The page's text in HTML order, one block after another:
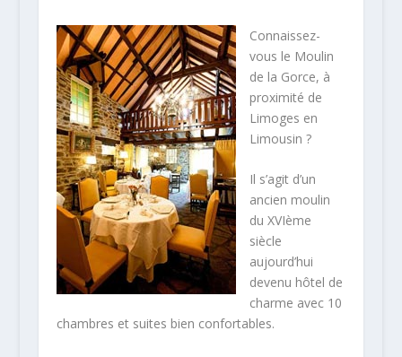
Connaissez-
vous le Moulin
de la Gorce, à
proximité de
Limoges en
Limousin ?
Il s’agit d’un
ancien moulin
du XVIème
siècle
aujourd’hui
devenu hôtel de
charme avec 10
chambres et suites bien confortables.